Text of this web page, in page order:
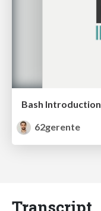
Bash Introduction
62gerente
Transcript